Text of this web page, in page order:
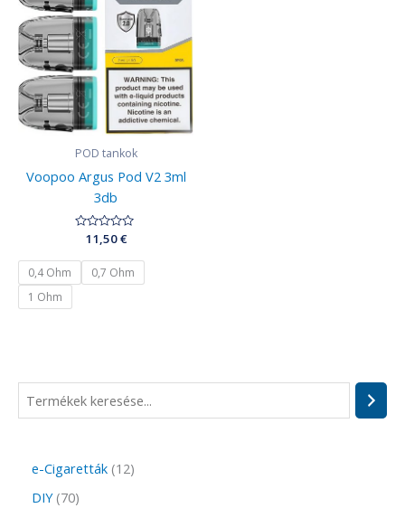
e-Cigaretták 12
DIY 70
POD tankok
Voopoo Argus Pod V2 3ml
3db
Értékelés:
/
11,50€
0,4 Ohm
0,7 Ohm
1 Ohm